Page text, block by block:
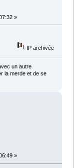
»
IP archivée
un autre
la merde et de se
»